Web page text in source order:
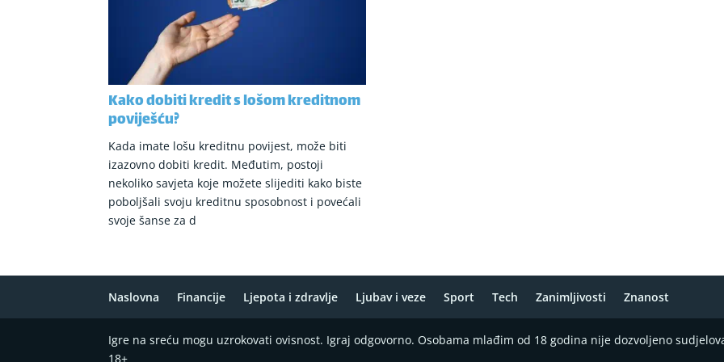
Kako dobiti kredit s lošom kreditnom
poviješću?
Kada imate lošu kreditnu povijest, može biti
izazovno dobiti kredit. Međutim, postoji
nekoliko savjeta koje možete slijediti kako biste
poboljšali svoju kreditnu sposobnost i povećali
svoje šanse za d
Naslovna Financije Ljepota i zdravlje Ljubav i veze Sport Tech Zanimljivosti Znanost
Igre na sreću mogu uzrokovati ovisnost. Igraj odgovorno. Osobama mlađim od 18 godina nije dozvoljeno
18+